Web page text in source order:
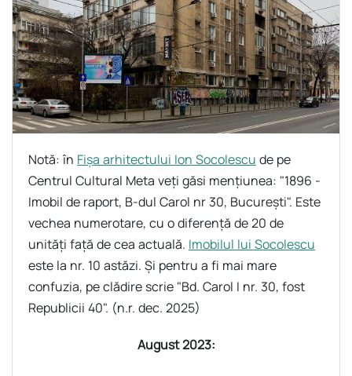
Notă: în Fișa arhitectului Ion Socolescu de pe
Centrul Cultural Meta veți găsi mențiunea: "1896 -
Imobil de raport, B-dul Carol nr 30, Bucureşti". Este
vechea numerotare, cu o diferență de 20 de
unități față de cea actuală. Imobilul lui Socolescu
este la nr. 10 astăzi. Și pentru a fi mai mare
confuzia, pe clădire scrie "Bd. Carol I nr. 30, fost
Republicii 40". (n.r. dec. 2025)
August 2023: